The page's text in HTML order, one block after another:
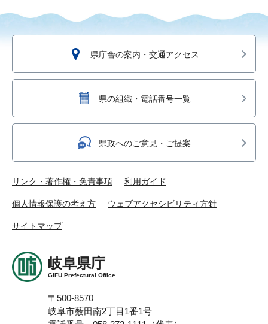
県庁舎の案内・交通アクセス
県の組織・電話番号一覧
県政へのご意見・ご提案
リンク・著作権・免責事項 利用ガイド
個人情報保護の考え方 ウェブアクセシビリティ方針
サイトマップ
岐阜県庁
GIFU Prefectural Office
〒500-8570
岐阜市薮田南2丁目1番1号